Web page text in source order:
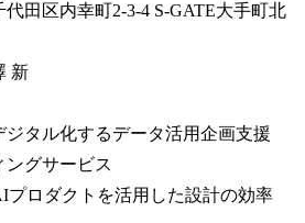
田区内幸町2-3-4 S-GATE大手町北
新
ジタル化するデータ活用企画支援
ングサービス
プロダクトを活用した設計の効率